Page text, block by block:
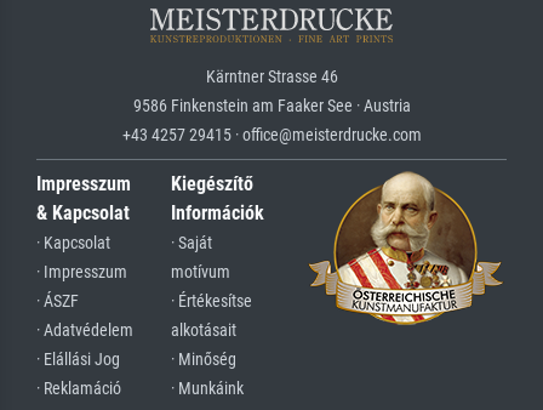
Kärntner Strasse 46
9586 Finkenstein am Faaker See · Austria
+43 4257 29415 · office@meisterdrucke.com
Impresszum
& Kapcsolat
· Kapcsolat
· Impresszum
· ÁSZF
· Adatvédelem
· Elállási Jog
· Reklamáció
Kiegészítő
Információk
· Saját
motívum
· Értékesítse
alkotásait
· Minőség
· Munkáink